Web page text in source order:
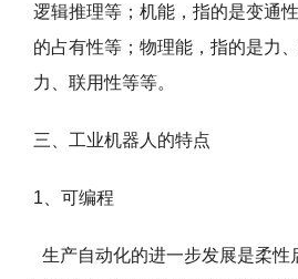
逻辑推理等；机能，指的是变通
的占有性等；物理能，指的是力
力、联用性等等。
三、工业机器人的特点
1、可编程
生产自动化的进一步发展是柔性